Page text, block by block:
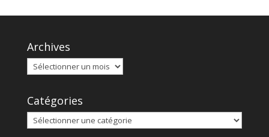
Archives
Catégories